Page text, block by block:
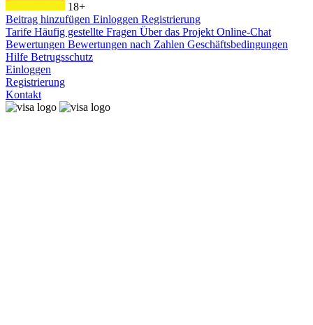
18+
Beitrag hinzufügen Einloggen Registrierung
Tarife Häufig gestellte Fragen Über das Projekt Online-Chat
Bewertungen Bewertungen nach Zahlen Geschäftsbedingungen
Hilfe Betrugsschutz
Einloggen
Registrierung
Kontakt